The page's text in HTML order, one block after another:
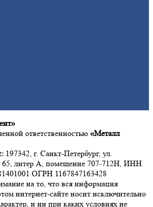
ответственностью «Металл
197342, г. Санкт-Петербург, ул.
65, литер А, помещение 707-712Н, ИНН
ОГРН 1167847163428
на то, что вся информация
интернет-сайте носит исключительно
и ни при каких условиях не